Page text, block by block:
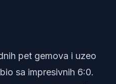
pet gemova i uzeo
sa impresivnih 6:0.